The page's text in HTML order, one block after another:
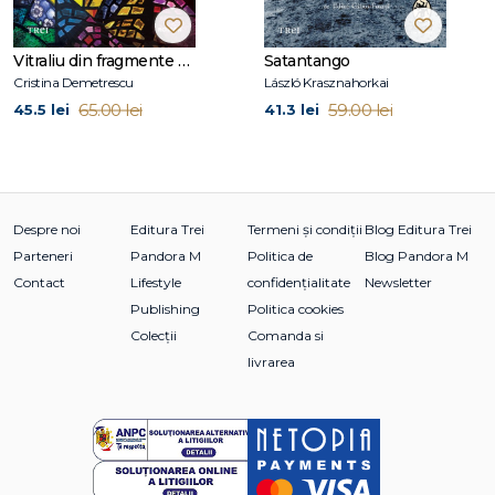
evadării și a violenței, reflectând natura ciclică a morții
familiale și a reconstituirii individuale.“ -THE NEW YORK
TIMES
(n. 1983) s-a născut și a copilărit în Tbilisi. La
vârsta de doisprezece ani, familia lui a fugit de regimul
postsovietic din Georgia, refugiindu-se în Anglia. A studiat
literatura engleză la Queen Mary University din Londra.
Vitraliu din fragmente de fantomă
Cristina Demetrescu
45.5 lei 65.00 lei
Satantango
László Krasznahorkai
41.3 lei 59.00 lei
Despre noi
Parteneri
Contact
Editura Trei
Pandora M
Lifestyle
Publishing
Colecții
Termeni și condiții
Politica de
confidențialitate
Politica cookies
Comanda si
livrarea
Blog Editura Trei
Blog Pandora M
Newsletter